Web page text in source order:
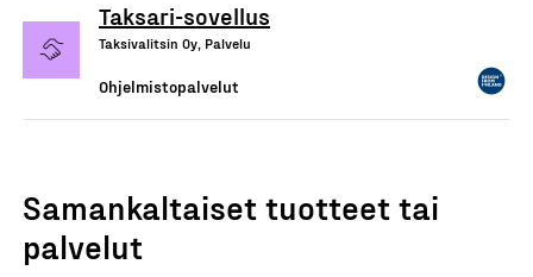
Taksari-sovellus
Taksivalitsin Oy, Palvelu
Ohjelmistopalvelut
Samankaltaiset tuotteet tai
palvelut